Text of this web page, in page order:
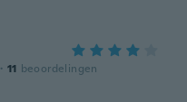
· 11 beoordelingen